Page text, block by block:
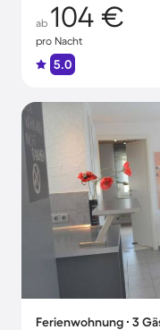
ab 104 €
pro Nacht
5.0
Ferienwohnung ∙ 3